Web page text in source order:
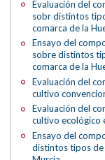
Evaluación del
sobr distintos
comarca de la
Ensayo del
sobre distintos
comarca de la
Evaluación del
cultivo
Evaluación del
cultivo ecológico
Ensayo del
distintos tipos de